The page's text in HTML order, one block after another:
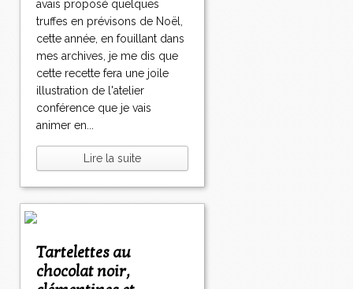
avais proposé quelques
truffes en prévisons de Noël,
cette année, en fouillant dans
mes archives, je me dis que
cette recette fera une joile
illustration de l'atelier
conférence que je vais
animer en...
Lire la suite
Tartelettes au
chocolat noir,